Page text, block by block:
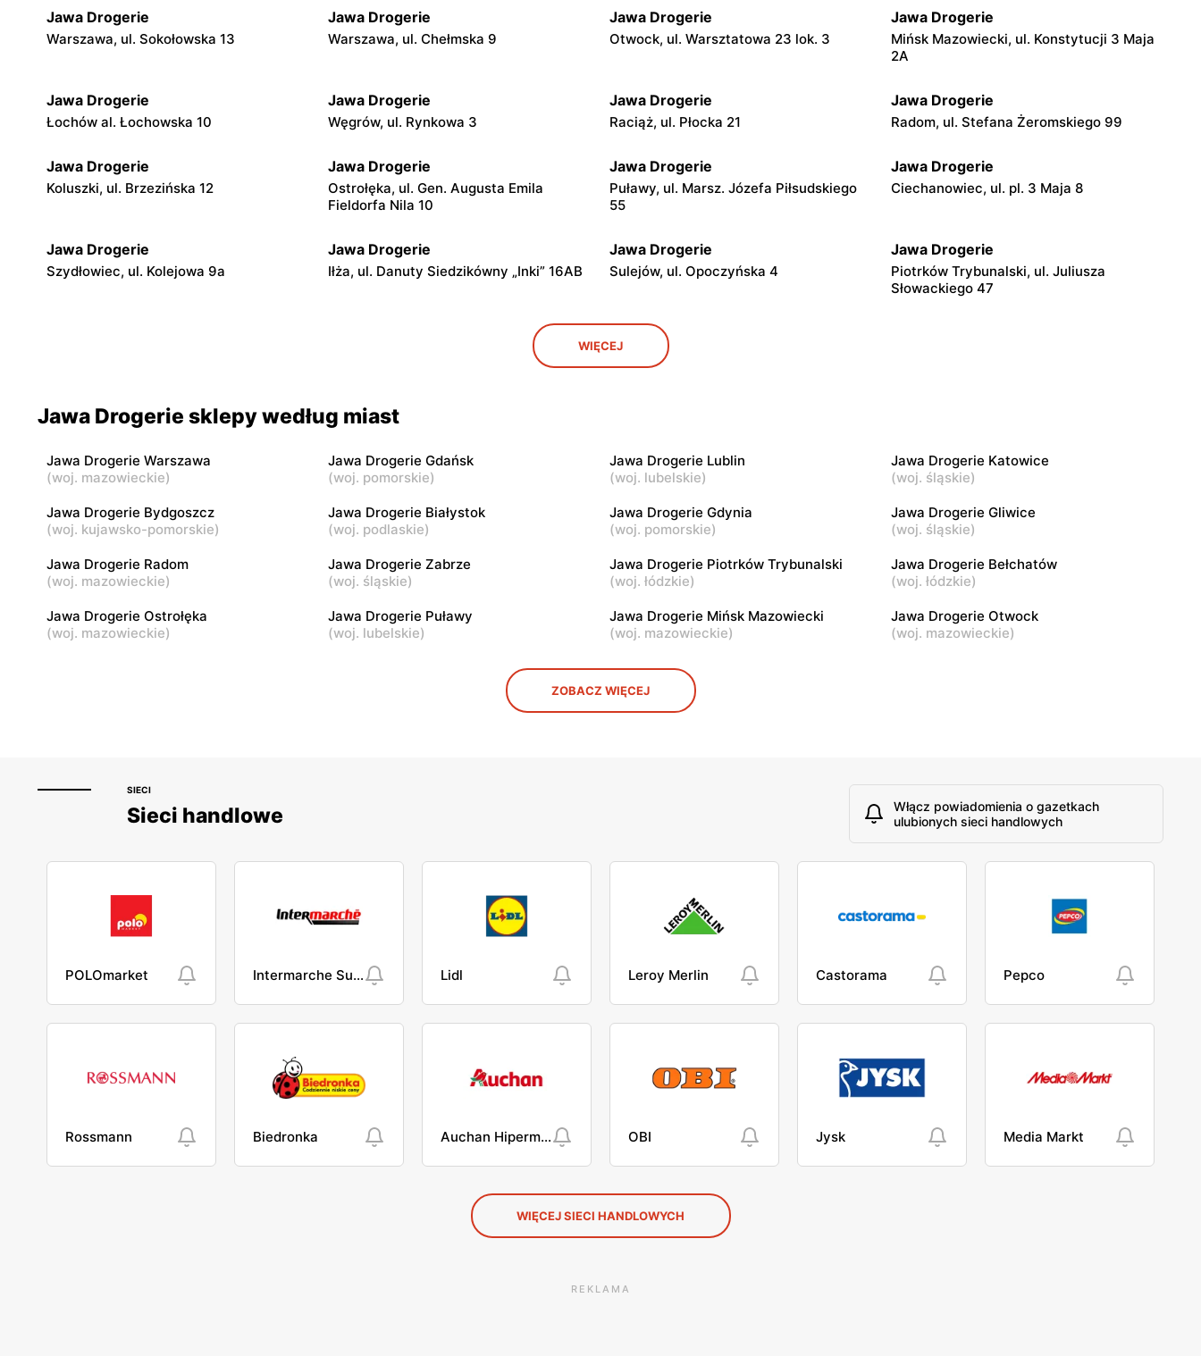
Jawa Drogerie
Warszawa, ul. Sokołowska 13
Jawa Drogerie
Warszawa, ul. Chełmska 9
Jawa Drogerie
Otwock, ul. Warsztatowa 23 lok. 3
Jawa Drogerie
Mińsk Mazowiecki, ul. Konstytucji 3 Maja
2A
Jawa Drogerie
Łochów al. Łochowska 10
Jawa Drogerie
Węgrów, ul. Rynkowa 3
Jawa Drogerie
Raciąż, ul. Płocka 21
Jawa Drogerie
Radom, ul. Stefana Żeromskiego 99
Jawa Drogerie
Koluszki, ul. Brzezińska 12
Jawa Drogerie
Ostrołęka, ul. Gen. Augusta Emila
Fieldorfa Nila 10
Jawa Drogerie
Puławy, ul. Marsz. Józefa Piłsudskiego
55
Jawa Drogerie
Ciechanowiec, ul. pl. 3 Maja 8
Jawa Drogerie
Szydłowiec, ul. Kolejowa 9a
Jawa Drogerie
Iłża, ul. Danuty Siedzikówny „Inki” 16AB
Jawa Drogerie
Sulejów, ul. Opoczyńska 4
Jawa Drogerie
Piotrków Trybunalski, ul. Juliusza
Słowackiego 47
Jawa Drogerie
Lipno, ul. Włocławska 56
Rypin, ul. Warszawska 15 Kłodawa, ul. Warszawska 31
Jawa Drogerie
Bełchatów, ul. osiedle Dolnośląskie
340A
Jawa Drogerie
Lublin, ul. Jutrzenki 5
Jawa Drogerie
Nowe Miasto Lubawskie, ul. Rynek 11
Jawa Drogerie
Pisz, ul. Fryderyka Adama
Czerniewskiego 16
Lubawa, ul. Wyzwolenia 3B
Aleksandrów Kujawski, ul. Gabriela
Narutowicza 8
Piotrków Kujawski, ul. Poznańska 17 Białystok, ul. Zachodnia 2/A2/1
WIĘCEJ
Jawa Drogerie sklepy według miast
Jawa Drogerie Warszawa
(woj. mazowieckie)
Jawa Drogerie Gdańsk
(woj. pomorskie)
Jawa Drogerie Lublin
(woj. lubelskie)
Jawa Drogerie Katowice
(woj. śląskie)
Jawa Drogerie Bydgoszcz
(woj. kujawsko-pomorskie)
Jawa Drogerie Białystok
(woj. podlaskie)
Jawa Drogerie Gdynia
(woj. pomorskie)
Jawa Drogerie Gliwice
(woj. śląskie)
Jawa Drogerie Radom
(woj. mazowieckie)
Jawa Drogerie Zabrze
(woj. śląskie)
Jawa Drogerie Piotrków Trybunalski
(woj. łódzkie)
Jawa Drogerie Bełchatów
(woj. łódzkie)
Jawa Drogerie Ostrołęka
(woj. mazowieckie)
Jawa Drogerie Puławy
(woj. lubelskie)
Jawa Drogerie Mińsk Mazowiecki
(woj. mazowieckie)
Jawa Drogerie Otwock
(woj. mazowieckie)
ZOBACZ WIĘCEJ
SIECI
Sieci handlowe
Włącz powiadomienia o gazetkach
ulubionych sieci handlowych
POLOmarket Intermarche Super Lidl Leroy Merlin Castorama Pepco
Rossmann Biedronka Auchan Hipermarket OBI Jysk Media Markt
WIĘCEJ SIECI HANDLOWYCH
REKLAMA